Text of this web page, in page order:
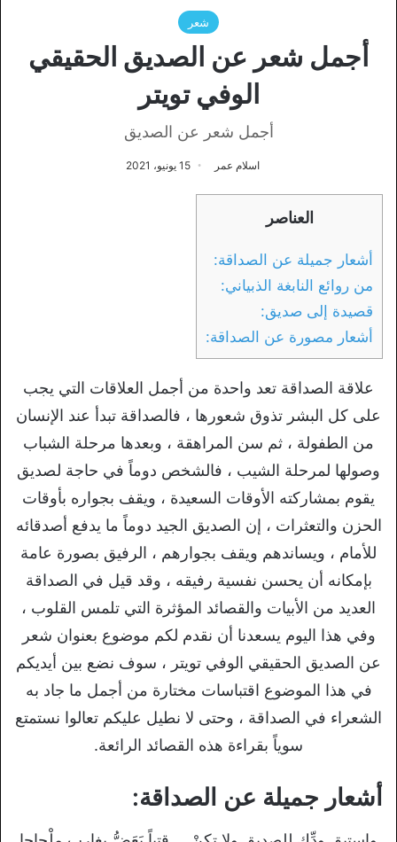
شعر
أجمل شعر عن الصديق الحقيقي
الوفي تويتر
أجمل شعر عن الصديق
اسلام عمر 15 يونيو، 2021
العناصر
أشعار جميلة عن الصداقة:
من روائع النابغة الذبياني:
قصيدة إلى صديق:
أشعار مصورة عن الصداقة:
علاقة الصداقة تعد واحدة من أجمل العلاقات التي يجب
على كل البشر تذوق شعورها ، فالصداقة تبدأ عند الإنسان
من الطفولة ، ثم سن المراهقة ، وبعدها مرحلة الشباب
وصولها لمرحلة الشيب ، فالشخص دوماً في حاجة لصديق
يقوم بمشاركته الأوقات السعيدة ، ويقف بجواره بأوقات
الحزن والتعثرات ، إن الصديق الجيد دوماً ما يدفع أصدقائه
للأمام ، ويساندهم ويقف بجوارهم ، الرفيق بصورة عامة
بإمكانه أن يحسن نفسية رفيقه ، وقد قيل في الصداقة
العديد من الأبيات والقصائد المؤثرة التي تلمس القلوب ،
وفي هذا اليوم يسعدنا أن نقدم لكم موضوع بعنوان شعر
عن الصديق الحقيقي الوفي تويتر ، سوف نضع بين أيديكم
في هذا الموضوع اقتباسات مختارة من أجمل ما جاد به
الشعراء في الصداقة ، وحتى لا نطيل عليكم تعالوا نستمتع
سوياً بقراءة هذه القصائد الرائعة.
أشعار جميلة عن الصداقة: